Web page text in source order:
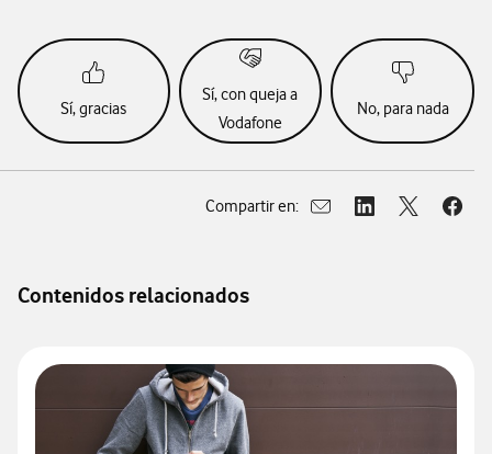
Sí, gracias
Sí, con queja a
Vodafone
No, para nada
Compartir en:
Abrir ventana para
Abrir ventana
Abrir Abrir
Contenidos relacionados